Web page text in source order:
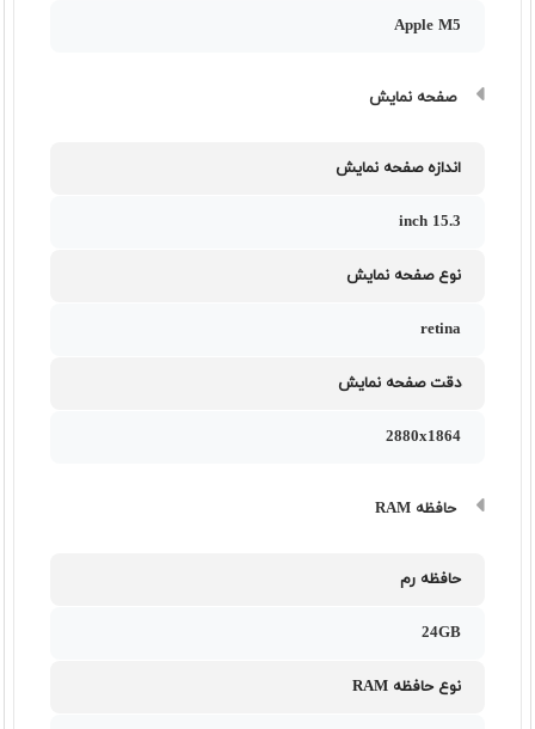
Apple M5
صفحه نمایش
اندازه صفحه نمایش
15.3 inch
نوع صفحه نمایش
retina
دقت صفحه نمایش
2880x1864
حافظه RAM
حافظه رم
24GB
نوع حافظه RAM